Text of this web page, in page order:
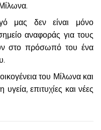
μας δεν είναι μόνο
αναφοράς για τους
στο πρόσωπό του ένα
του Μίλωνα και
επιτυχίες και νέες